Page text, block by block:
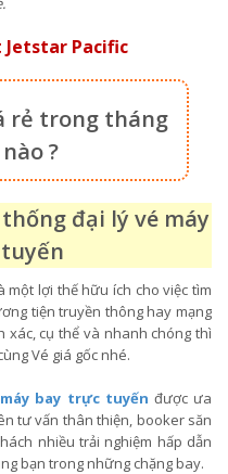
Jetstar Pacific
rẻ trong tháng
?
đại lý vé máy
một lợi thế hữu ích cho việc tìm
tiện truyền thông hay mạng
xác, cụ thể và nhanh chóng thì
Vé giá gốc nhé.
bay trực tuyến được ưa
tư vấn thân thiện, booker săn
nhiều trải nghiệm hấp dẫn
bạn trong những chặng bay.